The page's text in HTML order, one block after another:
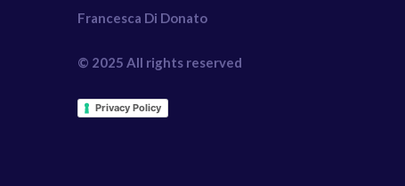
Francesca Di Donato
© 2025 All rights reserved
Privacy Policy